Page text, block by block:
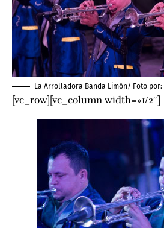
La Arrolladora Banda Limón/ Foto por:
[vc_row][vc_column width=»1/2″]